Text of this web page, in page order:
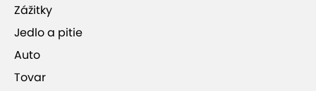
Zážitky
Jedlo a pitie
Auto
Tovar